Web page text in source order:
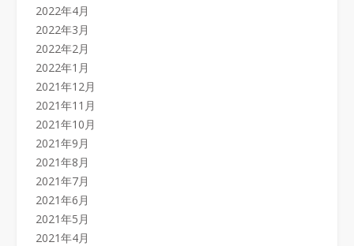
2022年4月
2022年3月
2022年2月
2022年1月
2021年12月
2021年11月
2021年10月
2021年9月
2021年8月
2021年7月
2021年6月
2021年5月
2021年4月